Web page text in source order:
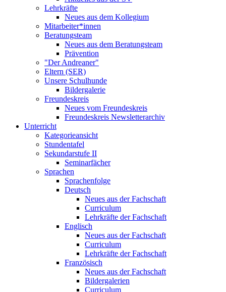
Lehrkräfte
Neues aus dem Kollegium
Mitarbeiter*innen
Beratungsteam
Neues aus dem Beratungsteam
Prävention
"Der Andreaner"
Eltern (SER)
Unsere Schulhunde
Bildergalerie
Freundeskreis
Neues vom Freundeskreis
Freundeskreis Newsletterarchiv
Unterricht
Kategorieansicht
Stundentafel
Sekundarstufe II
Seminarfächer
Sprachen
Sprachenfolge
Deutsch
Neues aus der Fachschaft
Curriculum
Lehrkräfte der Fachschaft
Englisch
Neues aus der Fachschaft
Curriculum
Lehrkräfte der Fachschaft
Französisch
Neues aus der Fachschaft
Bildergalerien
Curriculum